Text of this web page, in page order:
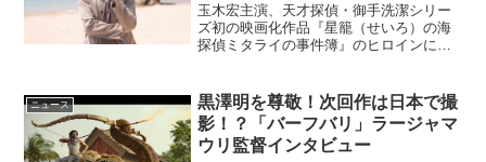
玉木宏主演、天才探偵・御手洗潔シリー
ズ初の映画化作品『星籠（せいろ）の海
探偵ミタライの事件簿』のヒロインに、
作の人気ミステリー小説『御手洗潔』シ
リーズの初の映画化作...
ニュース
黒澤明を尊敬！次回作は日本で撮
影！？「バーフバリ」ラージャマ
ウリ監督インタビュー